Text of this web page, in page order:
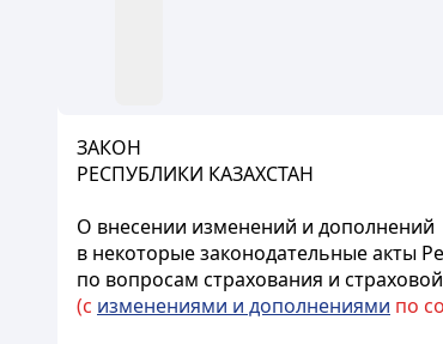
ЗАКОН
РЕСПУБЛИКИ КАЗАХСТАН
О внесении изменений и дополнений
в некоторые законодательные акты
по вопросам страхования и
(с изменениями и дополнениями по